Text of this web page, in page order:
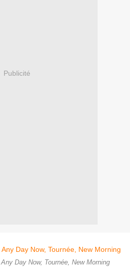
Publicité
Day Now, Tournée, New Morning